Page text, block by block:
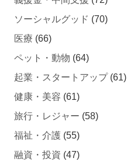
ソーシャルグッド (70)
医療 (66)
ペット・動物 (64)
起業・スタートアップ(61)
健康・美容 (61)
旅行・レジャー (58)
福祉・介護 (55)
融資・投資 (47)